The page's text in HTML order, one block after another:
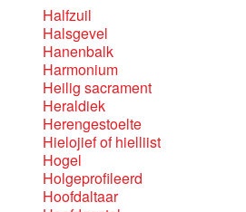
Halfzuil
Halsgevel
Hanenbalk
Harmonium
Heilig sacrament
Heraldiek
Herengestoelte
Hielojief of hielliist
Hogel
Holgeprofileerd
Hoofdaltaar